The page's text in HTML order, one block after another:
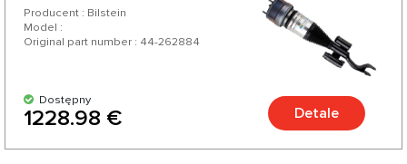
Producent : Bilstein
Model :
Original part number : 44-262884
Dostępny
1228.98 € Detale